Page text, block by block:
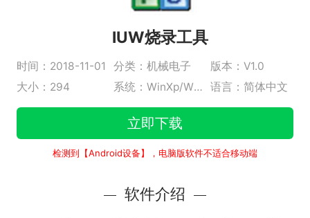
IUW烧录工具
时间：2018-11-01 分类：机械电子
版本：V1.0
大小：294
系统：WinXp/Win2003/WinVista/Win7/Win8/Win10 语言：简体中文
立即下载
检测到【Android设备】，电脑版软件不适合移动端
软件介绍